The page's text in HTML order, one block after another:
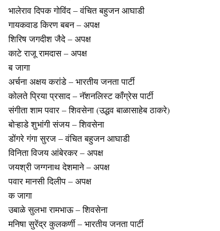
भालेराव दिपक गोविंद – वंचित बहुजन आघाडी
गायकवाड किरण बबन – अपक्ष
शिरिष जगदीश जैदे – अपक्ष
काटे राजू रामदास – अपक्ष
ब जागा
अर्चना अक्षय करांडे – भारतीय जनता पार्टी
कोलते प्रिया प्रसाद – नॅशनलिस्ट काँग्रेस पार्टी
संगीता शाम पवार – शिवसेना (उद्धव बाळासाहेब ठाकरे)
बोऱ्हाडे शुभांगी संजय – शिवसेना
डोंगरे गंगा सुरज – वंचित बहुजन आघाडी
विनिता विजय आंबेरकर – अपक्ष
जयश्री जग्गनाथ देशमाने – अपक्ष
पवार मानसी दिलीप – अपक्ष
क जागा
उबाळे सुलभा रामभाऊ – शिवसेना
मनिषा सुरेंद्र कुलकर्णी – भारतीय जनता पार्टी